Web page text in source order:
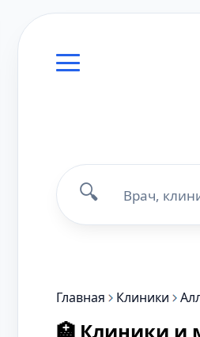
🔍
Главная Клиники
🏥 Клиники и